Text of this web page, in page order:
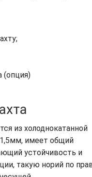
(опция)
из холоднокатанной
имеет общий
устойчивость и
такую норий по